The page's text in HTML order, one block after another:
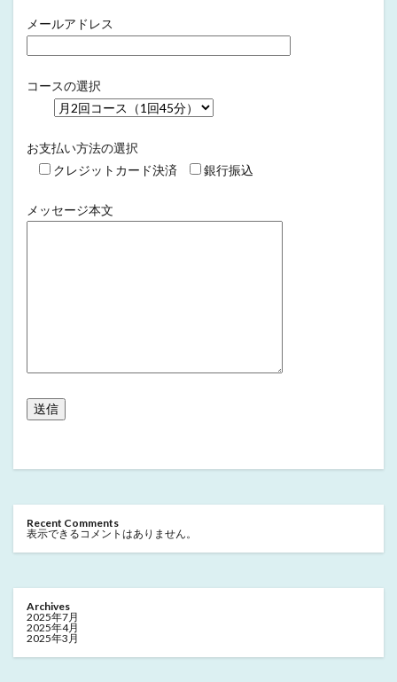
メールアドレス
コースの選択
お支払い方法の選択
クレジットカード決済
銀行振込
メッセージ本文
Recent Comments
表示できるコメントはありません。
Archives
2025年7月
2025年4月
2025年3月